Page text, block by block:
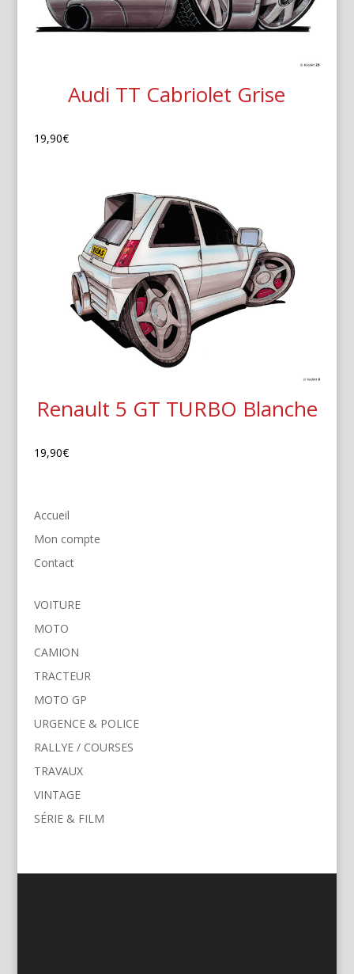
Audi TT Cabriolet Grise
19,90€
Renault 5 GT TURBO Blanche
19,90€
Accueil
Mon compte
Contact
VOITURE
MOTO
CAMION
TRACTEUR
MOTO GP
URGENCE & POLICE
RALLYE / COURSES
TRAVAUX
VINTAGE
SÉRIE & FILM